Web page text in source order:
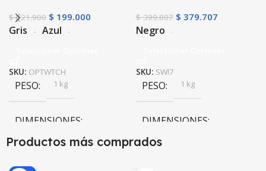
$221.900 $ 199.000
Gris Azul
SKU: OPTWTCH
PESO 1 kg
DIMENSIONES
$399.807 $ 379.707
Negro
SKU: SWI7
PESO 1 kg
DIMENSIONES
Productos más comprados